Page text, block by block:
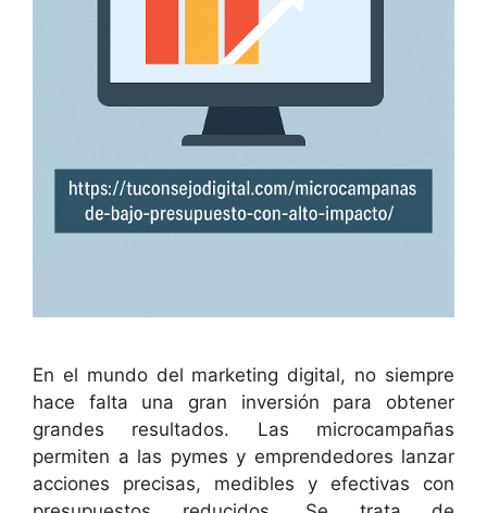
En el mundo del marketing digital, no siempre
hace falta una gran inversión para obtener
grandes resultados. Las microcampañas
permiten a las pymes y emprendedores lanzar
acciones precisas, medibles y efectivas con